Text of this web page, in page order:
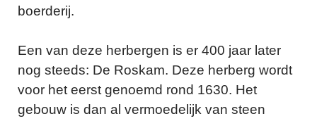
boerderij.
Een van deze herbergen is er 400 jaar later
nog steeds: De Roskam. Deze herberg wordt
voor het eerst genoemd rond 1630. Het
gebouw is dan al vermoedelijk van steen